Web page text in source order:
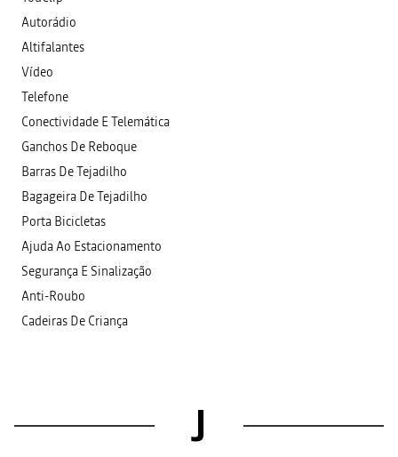
Autorádio
Altifalantes
Vídeo
Telefone
Conectividade E Telemática
Ganchos De Reboque
Barras De Tejadilho
Bagageira De Tejadilho
Porta Bicicletas
Ajuda Ao Estacionamento
Segurança E Sinalização
Anti-Roubo
Cadeiras De Criança
J